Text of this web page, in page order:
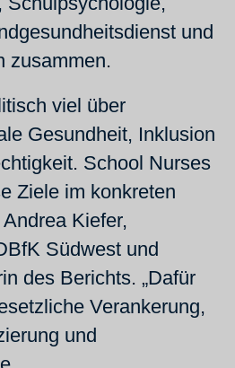
und
zusammen.
viel über
Gesundheit, Inklusion
School Nurses
Ziele im konkreten
Kiefer,
Südwest und
des Berichts. „Dafür
Verankerung,
und